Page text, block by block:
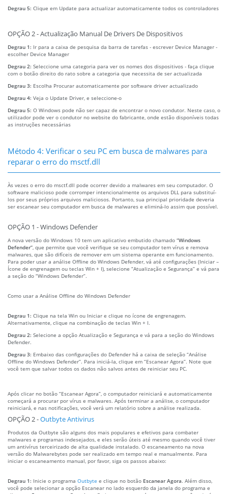
Degrau 5: Clique em Update para actualizar automaticamente todos os controladores
OPÇÃO 2 - Actualização Manual De Drivers De Dispositivos
Degrau 1: Ir para a caixa de pesquisa da barra de tarefas - escrever Device Manager -
escolher Device Manager
Degrau 2: Seleccione uma categoria para ver os nomes dos dispositivos - faça clique
com o botão direito do rato sobre a categoria que necessita de ser actualizada
Degrau 3: Escolha Procurar automaticamente por software driver actualizado
Degrau 4: Veja o Update Driver, e seleccione-o
Degrau 5: O Windows pode não ser capaz de encontrar o novo condutor. Neste caso, o
utilizador pode ver o condutor no website do fabricante, onde estão disponíveis todas
as instruções necessárias
Método 4: Verificar o seu PC em busca de malwares para
reparar o erro do msctf.dll
Às vezes o erro do msctf.dll pode ocorrer devido a malwares em seu computador. O
software malicioso pode corromper intencionalmente os arquivos DLL para substituí-
los por seus próprios arquivos maliciosos. Portanto, sua principal prioridade deveria
ser escanear seu computador em busca de malwares e eliminá-lo assim que possível.
OPÇÃO 1 - Windows Defender
A nova versão do Windows 10 tem um aplicativo embutido chamado “Windows
Defender” , que permite que você verifique se seu computador tem vírus e remova
malwares, que são difíceis de remover em um sistema operante em funcionamento.
Para poder usar a análise Offline do Windows Defender, vá até configurações (Iniciar –
Ícone de engrenagem ou teclas Win + I), selecione “Atualização e Segurança” e vá para
a seção do “Windows Defender”.
Como usar a Análise Offline do Windows Defender
Degrau 1: Clique na tela Win ou Iniciar e clique no ícone de engrenagem.
Alternativamente, clique na combinação de teclas Win + I.
Degrau 2: Selecione a opção Atualização e Segurança e vá para a seção do Windows
Defender.
Degrau 3: Embaixo das configurações do Defender há a caixa de seleção “Análise
Offline do Windows Defender”. Para iniciá-la, clique em “Escanear Agora”. Note que
você tem que salvar todos os dados não salvos antes de reiniciar seu PC.
Após clicar no botão “Escanear Agora”, o computador reiniciará e automaticamente
começará a procurar por vírus e malwares. Após terminar a análise, o computador
reiniciará, e nas notificações, você verá um relatório sobre a análise realizada.
OPÇÃO 2 -Outbyte Antivirus
Produtos da Outbyte são alguns dos mais populares e efetivos para combater
malwares e programas indesejados, e eles serão úteis até mesmo quando você tiver
um antivírus terceirizado de alta qualidade instalado. O escaneamento na nova
versão do Malwarebytes pode ser realizado em tempo real e manualmente. Para
iniciar o escaneamento manual, por favor, siga os passos abaixo:
Degrau 1: Inicie o programa Outbyte e clique no botão Escanear Agora. Além disso,
você pode selecionar a opção Escanear no lado esquerdo da janela do programa e